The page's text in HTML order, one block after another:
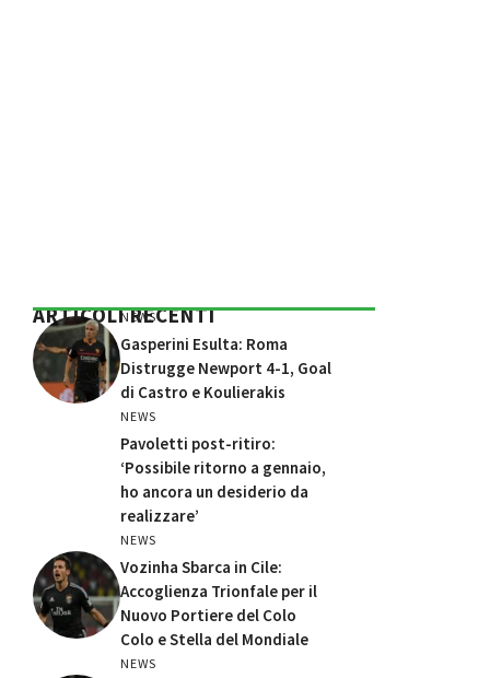
ARTICOLI RECENTI
NEWS
Gasperini Esulta: Roma
Distrugge Newport 4-1, Goal
di Castro e Koulierakis
NEWS
Pavoletti post-ritiro:
‘Possibile ritorno a gennaio,
ho ancora un desiderio da
realizzare’
NEWS
Vozinha Sbarca in Cile:
Accoglienza Trionfale per il
Nuovo Portiere del Colo
Colo e Stella del Mondiale
NEWS